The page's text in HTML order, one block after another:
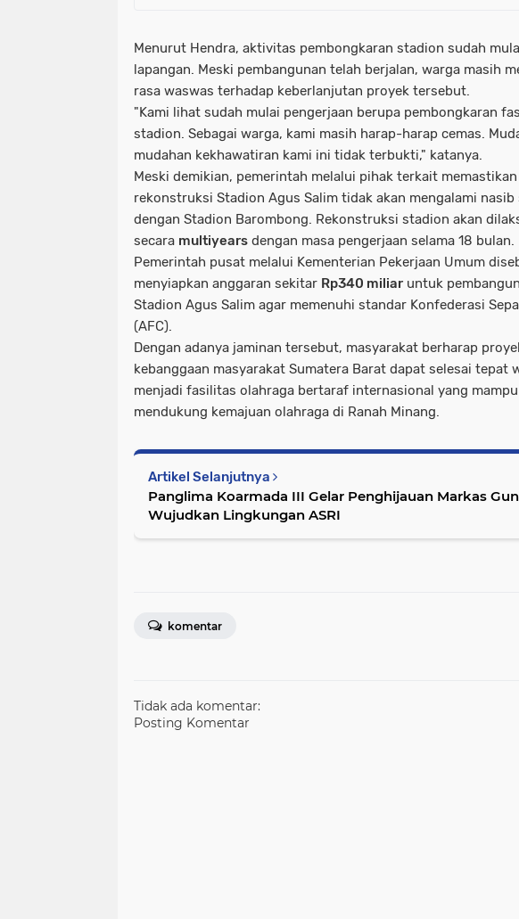
Menurut Hendra, aktivitas pembongkaran stadion sudah
lapangan. Meski pembangunan telah berjalan, warga masih
rasa waswas terhadap keberlanjutan proyek tersebut.
"Kami lihat sudah mulai pengerjaan berupa pembongkaran
stadion. Sebagai warga, kami masih harap-harap cemas.
mudahan kekhawatiran kami ini tidak terbukti," katanya.
Meski demikian, pemerintah melalui pihak terkait
rekonstruksi Stadion Agus Salim tidak akan mengalami nasib
dengan Stadion Barombong. Rekonstruksi stadion akan
secara multiyears dengan masa pengerjaan selama 18 bulan.
Pemerintah pusat melalui Kementerian Pekerjaan Umum
menyiapkan anggaran sekitar Rp340 miliar untuk
Stadion Agus Salim agar memenuhi standar Konfederasi
(AFC).
Dengan adanya jaminan tersebut, masyarakat berharap
kebanggaan masyarakat Sumatera Barat dapat selesai tepat
menjadi fasilitas olahraga bertaraf internasional yang mampu
mendukung kemajuan olahraga di Ranah Minang.
Artikel Selanjutnya
Panglima Koarmada III Gelar Penghijauan Markas
Wujudkan Lingkungan ASRI
komentar
Tidak ada komentar:
Posting Komentar